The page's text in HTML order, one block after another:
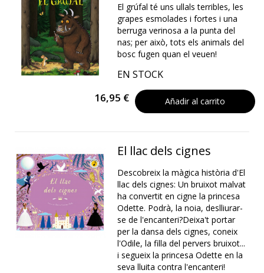
El grúfal té uns ullals terribles, les
grapes esmolades i fortes i una
berruga verinosa a la punta del
nas; per això, tots els animals del
bosc fugen quan el veuen!
EN STOCK
16,95 € Añadir al carrito
El llac dels cignes
Descobreix la màgica història d'El
llac dels cignes: Un bruixot malvat
ha convertit en cigne la princesa
Odette. Podrà, la noia, deslliurar-
se de l'encanteri?Deixa't portar
per la dansa dels cignes, coneix
l'Odile, la filla del pervers bruixot...
i segueix la princesa Odette en la
seva lluita contra l'encanteri!